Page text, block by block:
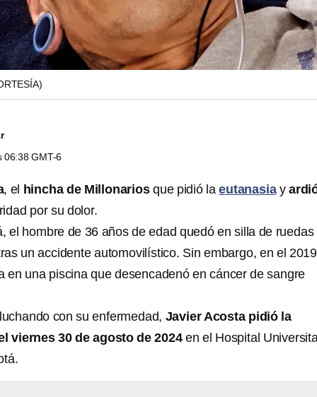
06:38 GMT-6
, el hincha de Millonariosque pidió laeutanasiay
por su dolor.
el hombre de 36 años de edad quedó en silla de ruedas
un accidente automovilístico. Sin embargo, en el 2019
en una piscina que desencadenó en cáncer de sangre
con su enfermedad, Javier Acosta pidió la
viernes 30 de agosto de 2024 en el Hospital